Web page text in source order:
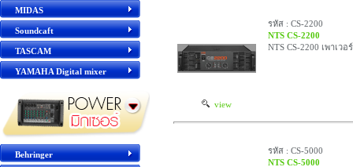
MIDAS
Soundcaft
TASCAM
YAMAHA Digital mixer
Behringer
view
รหัส : CS-2200
NTS CS-2200
NTS CS-2200 เพาเว
รหัส : CS-5000
NTS CS-5000